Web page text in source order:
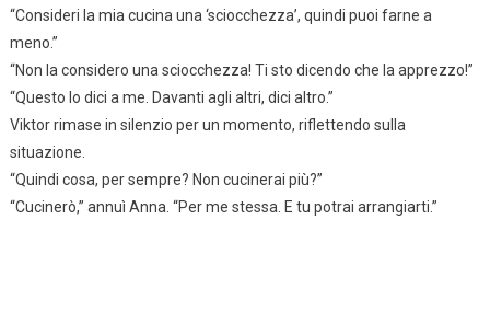
“Consideri la mia cucina una ‘sciocchezza’, quindi puoi farne a
meno.”
“Non la considero una sciocchezza! Ti sto dicendo che la apprezzo!”
“Questo lo dici a me. Davanti agli altri, dici altro.”
Viktor rimase in silenzio per un momento, riflettendo sulla
situazione.
“Quindi cosa, per sempre? Non cucinerai più?”
“Cucinerò,” annuì Anna. “Per me stessa. E tu potrai arrangiarti.”